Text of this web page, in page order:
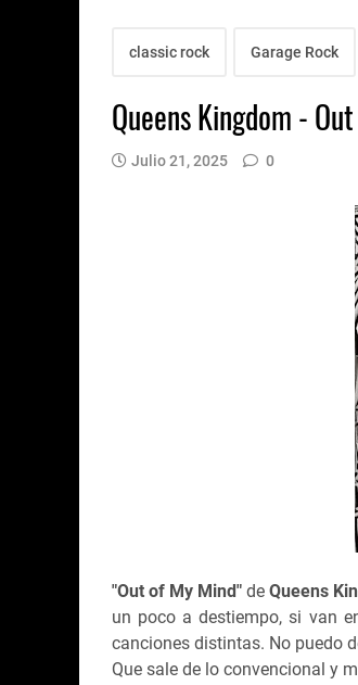
classic rock Garage Rock
Queens Kingdom -
Julio 21, 2025 0
"Out of My Mind" de Queens
un poco a destiempo, si van
canciones distintas. No puedo
Que sale de lo convencional y